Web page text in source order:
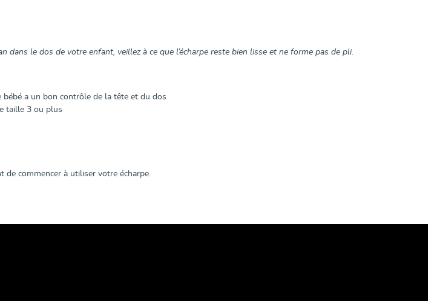
dans le dos de votre enfant, veillez à ce que l’écharpe reste bien lisse et ne forme pas de pli.
bébé a un bon contrôle de la tête et du dos
taille 3 ou plus
de commencer à utiliser votre écharpe.